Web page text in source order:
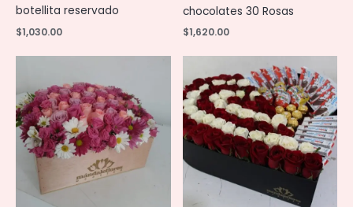
botellita reservado
$1,030.00
chocolates 30 Rosas
$1,620.00